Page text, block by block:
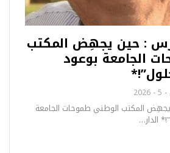
30 مارس : حين يجهِض المكتب
الجامعة بوعود
حين يجهِض المكتب الوطني طموحات الجامعة
الدار…